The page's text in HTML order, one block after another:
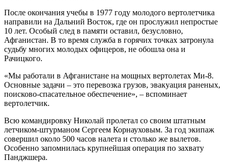
После окончания учебы в 1977 году молодого вертолетчика
направили на Дальний Восток, где он прослужил непростые
10 лет. Особый след в памяти оставил, безусловно,
Афганистан. В то время служба в горячих точках затронула
судьбу многих молодых офицеров, не обошла она и
Рачицкого.
«Мы работали в Афганистане на мощных вертолетах Ми-8.
Основные задачи – это перевозка грузов, эвакуация раненых,
поисково-спасательное обеспечение», – вспоминает
вертолетчик.
Всю командировку Николай пролетал со своим штатным
летчиком-штурманом Сергеем Корнауховым. За год экипаж
совершил около 500 часов налета и столько же вылетов.
Особенно запомнилась крупнейшая операция по захвату
Панджшера.